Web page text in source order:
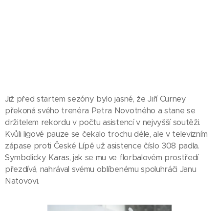
Již před startem sezóny bylo jasné, že Jiří Curney
překoná svého trenéra Petra Novotného a stane se
držitelem rekordu v počtu asistencí v nejvyšší soutěži.
Kvůli ligové pauze se čekalo trochu déle, ale v televizním
zápase proti České Lípě už asistence číslo 308 padla.
Symbolicky Karas, jak se mu ve florbalovém prostředí
přezdívá, nahrával svému oblíbenému spoluhráči Janu
Natovovi.